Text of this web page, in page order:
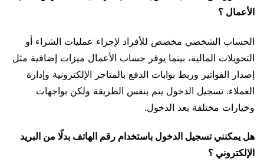
الأعمال ؟
الحساب الشخصي مخصص للأفراد لإجراء عمليات الشراء أو
التحويلات المالية، بينما يوفر حساب الأعمال ميزات إضافية مثل
إصدار الفواتير وربط بوابات الدفع بالمتاجر الإلكترونية وإدارة
العملاء. تسجيل الدخول يتم بنفس الطريقة ولكن بواجهات
وخيارات مختلفة بعد الدخول.
هل يمكنني تسجيل الدخول باستخدام رقم الهاتف بدلًا من البريد
الإلكتروني ؟